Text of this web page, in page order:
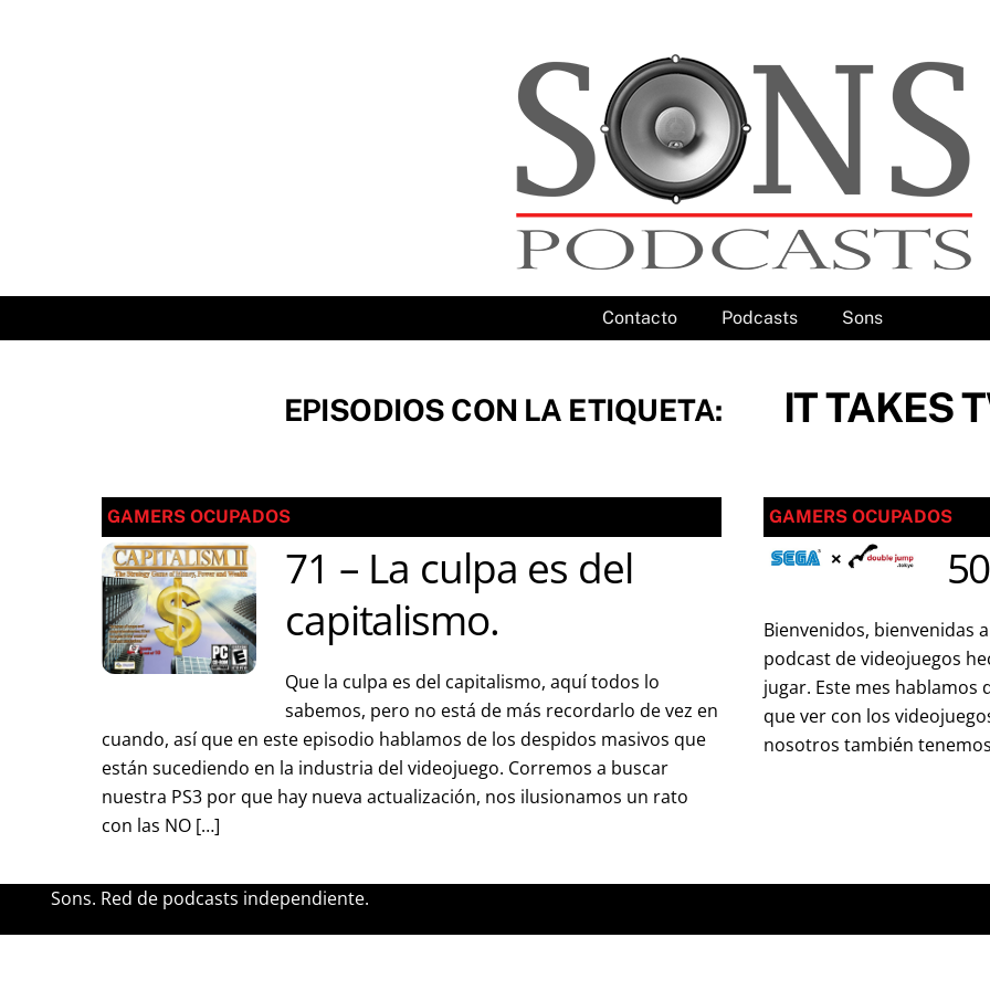
Contacto Podcasts Sons
EPISODIOS CON LA ETIQUETA: IT TAKES
GAMERS OCUPADOS
71 – La culpa es del
capitalismo.
Que la culpa es del capitalismo, aquí todos lo
sabemos, pero no está de más recordarlo de vez en
cuando, así que en este episodio hablamos de los despidos masivos que
están sucediendo en la industria del videojuego. Corremos a buscar
nuestra PS3 por que hay nueva actualización, nos ilusionamos un rato
con las NO […]
GAMERS OCUPADOS
Bienvenidos, bienvenidas
podcast de videojuegos
jugar. Este mes hablamos
que ver con los
nosotros también
Sons. Red de podcasts independiente.